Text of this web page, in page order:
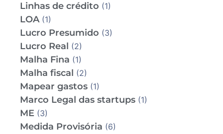
Linhas de crédito (1)
LOA(1)
Lucro Presumido (3)
Lucro Real (2)
Malha Fina (1)
Malha fiscal (2)
Mapear gastos (1)
Marco Legal das startups (1)
ME (3)
Medida Provisória (6)